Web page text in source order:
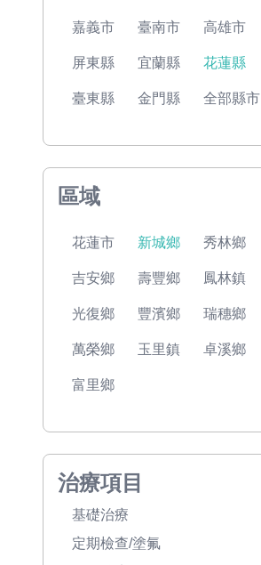
嘉義市 臺南市 高雄市
屏東縣 宜蘭縣 花蓮縣
臺東縣 金門縣 全部縣市
區域
花蓮市 新城鄉 秀林鄉
吉安鄉 壽豐鄉 鳳林鎮
光復鄉 豐濱鄉 瑞穗鄉
萬榮鄉 玉里鎮 卓溪鄉
富里鄉
治療項目
基礎治療
定期檢查/塗氟